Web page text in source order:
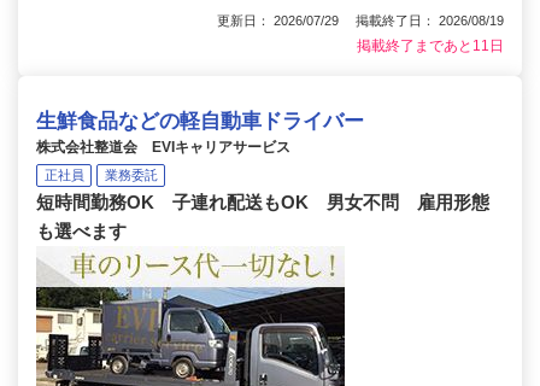
更新日： 2026/07/29 掲載終了日： 2026/08/19
掲載終了まであと11日
生鮮食品などの軽自動車ドライバー
株式会社整道会 EVIキャリアサービス
正社員 業務委託
短時間勤務OK 子連れ配送もOK 男女不問 雇用形態
も選べます